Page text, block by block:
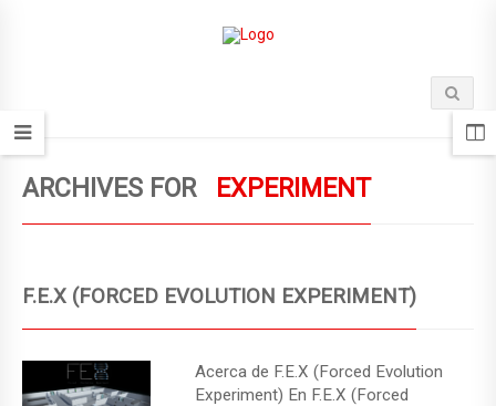
ARCHIVES FOR EXPERIMENT
F.E.X (FORCED EVOLUTION EXPERIMENT)
Acerca de F.E.X (Forced Evolution
Experiment) En F.E.X (Forced